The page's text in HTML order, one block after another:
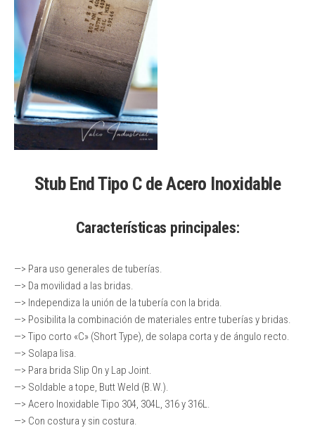
Stub End Tipo C de Acero Inoxidable
Características principales:
—> Para uso generales de tuberías.
—> Da movilidad a las bridas.
—> Independiza la unión de la tubería con la brida.
—> Posibilita la combinación de materiales entre tuberías y bridas.
—> Tipo corto «C» (Short Type), de solapa corta y de ángulo recto.
—> Solapa lisa.
—> Para brida Slip On y Lap Joint.
—> Soldable a tope, Butt Weld (B.W.).
—> Acero Inoxidable Tipo 304, 304L, 316 y 316L.
—> Con costura y sin costura.